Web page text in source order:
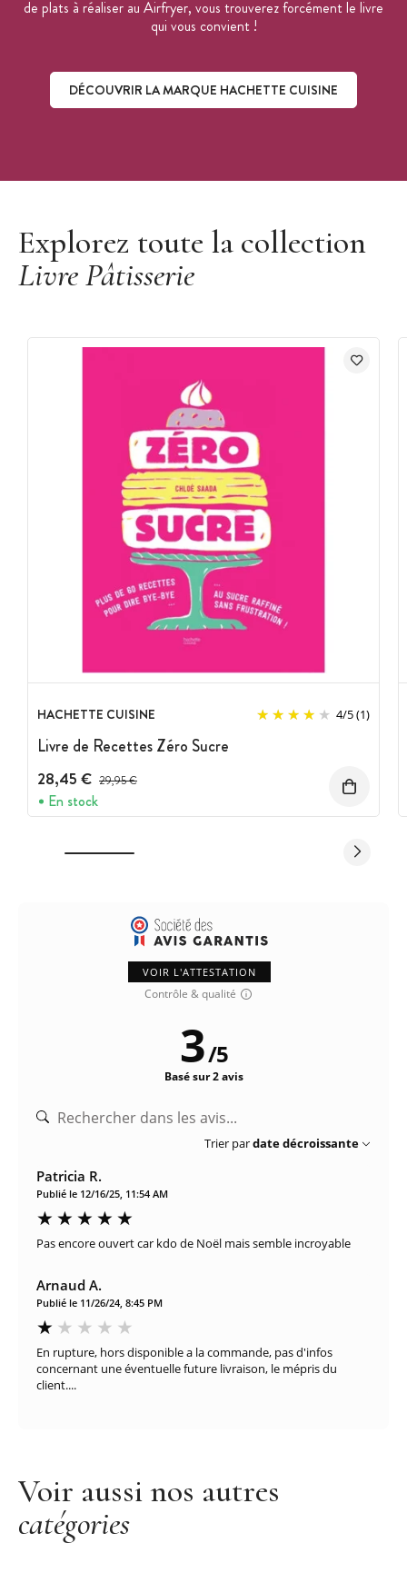
de plats à réaliser au Airfryer, vous trouverez forcément le livre
qui vous convient !
DÉCOUVRIR LA MARQUE HACHETTE CUISINE
Explorez toute la collection
Livre Pâtisserie
HACHETTE CUISINE 4/5(1)
Livre de Recettes Zéro Sucre
28,45 € Prix avant réduction :
29,95 €
En stock
VOIR L'ATTESTATION
Contrôle & qualité
3/5
Basé sur 2 avis
Trier pardate décroissante
Patricia R.
Publié le 12/16/25, 11:54 AM
Pas encore ouvert car kdo de Noël mais semble incroyable
Arnaud A.
Publié le 11/26/24, 8:45 PM
En rupture, hors disponible a la commande, pas d'infos
concernant une éventuelle future livraison, le mépris du
client....
Voir aussi nos autres
catégories